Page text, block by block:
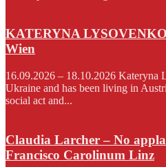
KATERYNA
Wien
16.09.2026 – 18.10.2026 Kateryna
Ukraine and has been living in
social act and...
Claudia Larcher – No
Francisco Carolinum Linz